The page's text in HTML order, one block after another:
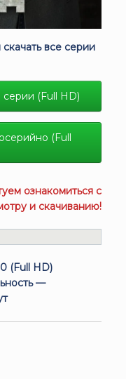
все серии
серии (Full HD)
(Full
ознакомиться с
и скачиванию!
(Full HD)
—